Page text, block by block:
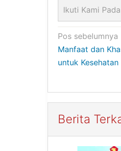
Ikuti Kami Pada
Navigasi
pos
Pos sebelumnya
Manfaat dan
untuk Kesehatan
Berita